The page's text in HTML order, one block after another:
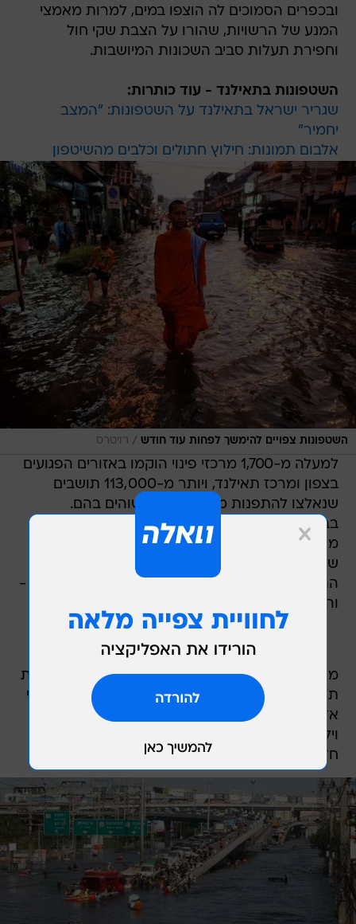
ובכפרים הסמוכים לה הוצפו במים, למרות מאמצי
המנע של הרשויות, שהורו על הצבת שקי חול
וחפירת תעלות סביב השכונות המיושבות.
השטפונות בתאילנד - עוד כותרות:
שגריר ישראל בתאילנד על השטפונות: "המצב
יחמיר"
אלבום תמונות: חילוץ חתולים וכלבים מהשיטפון
השטפונות צפויים להימשך לפחות עוד חודש / רויטרס
למעלה מ-1,700 מרכזי פינוי הוקמו באזורים הפגועים
בצפון ומרכז תאילנד, ויותר מ-113,000 תושבים
שנאלצו להתפנות מבתיהם כבר שוהים בהם.
בבנגקוק, הוסב שדה התעופה הבינלאומי הישן, דון
מואנג, לעיר אוהלים ענקית עבור המפונים - אלא
שהיום (שני) כבר הגיעו מי השטפונות אל נמל
התעופה עצמו - אחד משני הנמלים המרכזיים בעיר -
והרשויות החלו בפינוי המפונים למקלטים אחרים.
מרכז הפינוי הגדול ביותר בעיר, שהוקם באוניברסיטת
ת'אמאסאט ושימש עד כה מקלט לכמעט 4,000 בני
אדם, הוצף אף הוא במים. דייריו - בהם גם נשים
וילדיהן בני יומם - נאלצו גם הן לנדוד למקום מקלט
חדש במרכז הבירה.